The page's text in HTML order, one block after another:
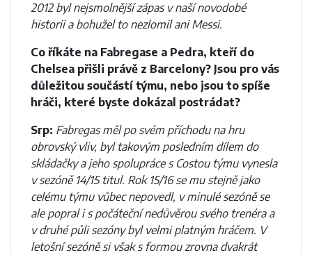
2012 byl nejsmolnější zápas v naší novodobé
historii a bohužel to nezlomil ani Messi.
Co říkáte na Fabregase a Pedra, kteří do
Chelsea přišli právě z Barcelony? Jsou pro vás
důležitou součástí týmu, nebo jsou to spíše
hráči, které byste dokázal postrádat?
Srp: Fabregas měl po svém příchodu na hru
obrovský vliv, byl takovým posledním dílem do
skládačky a jeho spolupráce s Costou týmu vynesla
v sezóně 14/15 titul. Rok 15/16 se mu stejně jako
celému týmu vůbec nepovedl, v minulé sezóně se
ale popral i s počáteční nedůvěrou svého trenéra a
v druhé půli sezóny byl velmi platným hráčem. V
letošní sezóně si však s formou zrovna dvakrát